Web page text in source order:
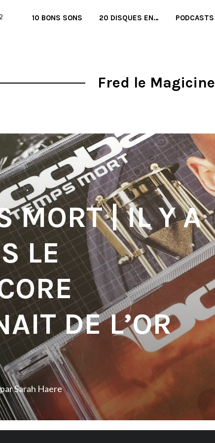
10 BONS SONS 20 DISQUES EN… PODCASTS
Fred le Magicine
MORT | IL Y A
LE
DE L’OR
parSarah Haere